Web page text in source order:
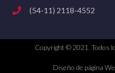
(54-11) 2118-4552
Copyright © 2021. Todos
Diseño de página